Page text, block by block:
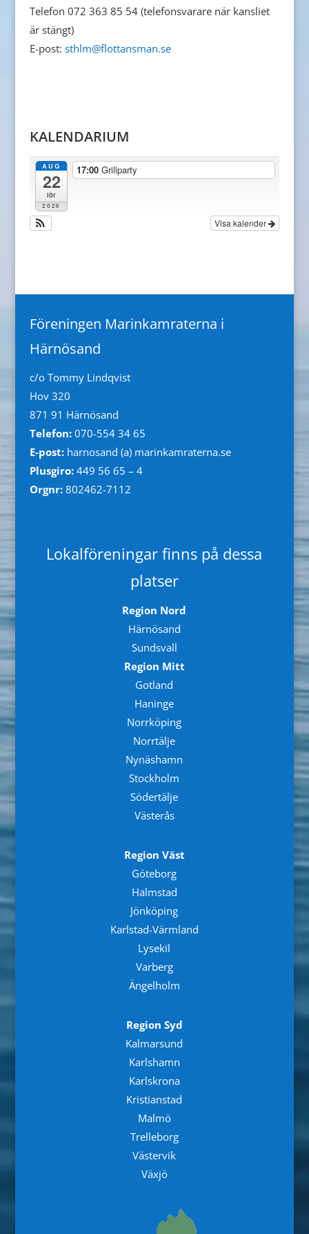
Telefon 072 363 85 54 (telefonsvarare när kansliet
är stängt)
E-post: sthlm@flottansman.se
KALENDARIUM
AUG
22
lör
2026
17:00Grillparty
Visa kalender
Föreningen Marinkamraterna i
Härnösand
c/o Tommy Lindqvist
Hov 320
871 91 Härnösand
Telefon: 070-554 34 65
E-post:harnosand (a) marinkamraterna.se
Plusgiro:449 56 65 – 4
Orgnr: 802462-7112
Lokalföreningar finns på dessa
platser
Region Nord
Härnösand
Sundsvall
Region Mitt
Gotland
Haninge
Norrköping
Norrtälje
Nynäshamn
Stockholm
Södertälje
Västerås
Region Väst
Göteborg
Halmstad
Jönköping
Karlstad-Värmland
Lysekil
Varberg
Ängelholm
Region Syd
Kalmarsund
Karlshamn
Karlskrona
Kristianstad
Malmö
Trelleborg
Västervik
Växjö